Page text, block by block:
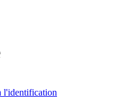
l'identification